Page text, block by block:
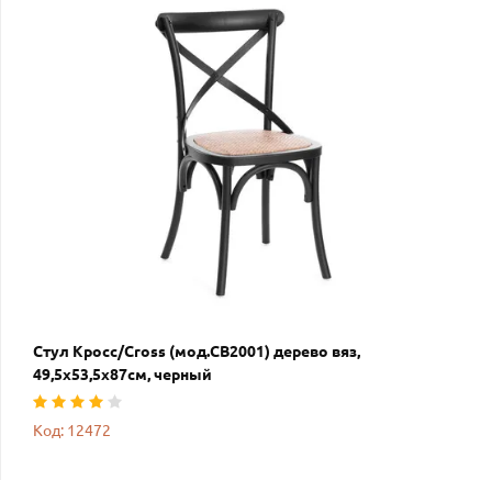
Стул Кросс/Cross (мод.CB2001) дерево вяз,
49,5х53,5х87см, черный
Код: 12472